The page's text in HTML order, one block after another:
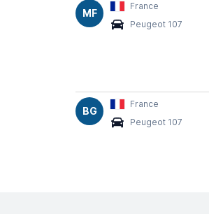
MF
France
Peugeot 107
BG
France
Peugeot 107